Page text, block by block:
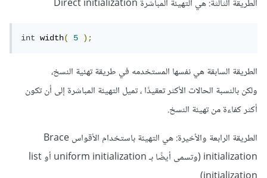
الطريقة الثالثة: هي التهيئة المباشرة Direct initialization
int width( 5 );
الطريقة السابقة هي نفسها المستخدمه في طريقة تهئية النسخ،
ولكن بالنسبة الحالات الأكثر تعقيدًا ، تميل التهيئة المباشرة إلى أن تكون
أكثر كفاءة من تهيئة النسخ.
الطريقة الرابعة والأخيرة: هي التهيئة باستخدام الأقواس Brace
initialization (وتسمى أيضًا بـ uniform initialization أو list